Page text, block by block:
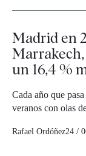
Madrid en
un 16,4 %
Cada año que
veranos con olas
Rafael Ordóñez24 /